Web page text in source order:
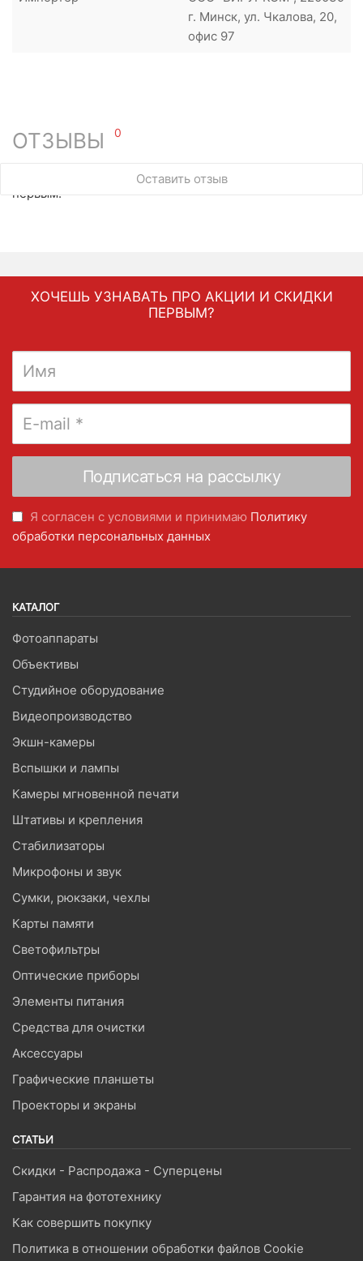
г. Минск, ул. Чкалова, 20,
офис 97
ОТЗЫВЫ 0
Оставить отзыв
У этого товара нет ни одного отзыва. Вы можете стать
первым.
ХОЧЕШЬ УЗНАВАТЬ ПРО АКЦИИ И СКИДКИ
ПЕРВЫМ?
Я согласен с условиями и принимаю Политику
обработки персональных данных
КАТАЛОГ
Фотоаппараты
Объективы
Студийное оборудование
Видеопроизводство
Экшн-камеры
Вспышки и лампы
Камеры мгновенной печати
Штативы и крепления
Стабилизаторы
Микрофоны и звук
Сумки, рюкзаки, чехлы
Карты памяти
Светофильтры
Оптические приборы
Элементы питания
Средства для очистки
Аксессуары
Графические планшеты
Проекторы и экраны
СТАТЬИ
Скидки - Распродажа - Суперцены
Гарантия на фототехнику
Как совершить покупку
Политика в отношении обработки файлов Cookie